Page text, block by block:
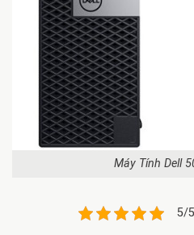
Máy Tính Dell
5/